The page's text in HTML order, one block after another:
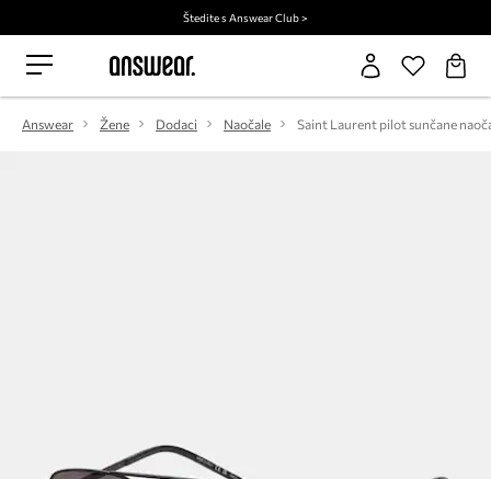
Štedite s Answear Club >
Answear Žene Dodaci Naočale Saint Laurent pilot sunčane